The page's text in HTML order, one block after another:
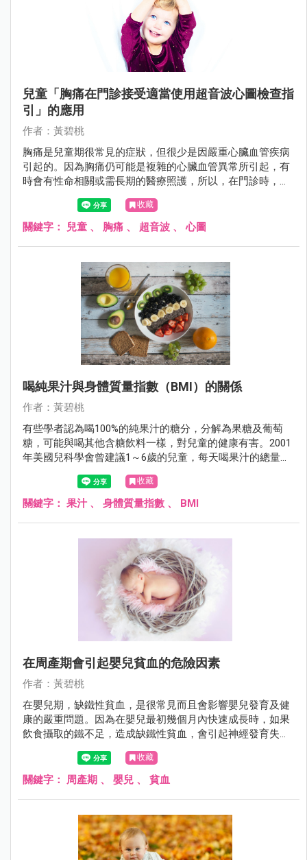
兒童「胸痛在門診接受適當使用超音波心圖檢查指
引」的應用
作者：黃碧桃
胸痛是兒童期很常見的症狀，但很少是因嚴重心臟血管疾病
引起的。因為胸痛仍可能是複雜的心臟血管異常所引起，有
時會有性命相關或需長期的醫療照護，所以，在門診時，兒
童因胸痛來求診，醫師也會做許多檢查，包括心電圖，胸部
X光及超音波心圖等，以探查胸痛的原因。
收藏
關鍵字： 兒童 、 胸痛 、 超音波 、心圖
喝純果汁與身體質量指數（BMI）的關係
作者：黃碧桃
有些學者認為喝100%的純果汁的糖分，分解為果糖及葡萄
糖，可能與喝其他含糖飲料一樣，對兒童的健康有害。2001
年美國兒科學會曾建議1～6歲的兒童，每天喝果汁的總量上
限為120～180C.C.，7歲以上的兒童則為240～360C.C.。但實
際上，許多兒童每天喝的果汁量遠超過此建議量，是否會引
起兒童肥胖，影響健康，值得探討。
收藏
關鍵字： 果汁、 身體質量指數 、 BMI
在周產期會引起嬰兒貧血的危險因素
作者：黃碧桃
在嬰兒期，缺鐵性貧血，是很常見而且會影響嬰兒發育及健
康的嚴重問題。因為在嬰兒最初幾個月內快速成長時，如果
飲食攝取的鐵不足，造成缺鐵性貧血，會引起神經發育失
調，造成長期認知，運動功能及行為發育的不良，甚至事後
補充鐵劑，也不能完全矯正失調的功能。所以，在周產期是
什麼危險因素，造成嬰兒缺鐵性貧血，值得探討。
收藏
關鍵字： 周產期 、 嬰兒 、 貧血